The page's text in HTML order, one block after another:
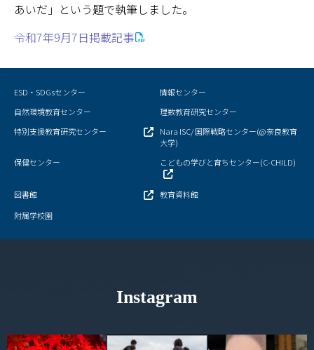
科学の日
オープン・サイエンス・ラボ
大学院理数プロジェクト
理数プロジェクト報告書
理数教育研究センター教員一覧
あいだ」という題で執筆しました。
令和7年9月7日掲載記事
ESD・SDGsセンター
情報センター
自然環境教育センター
理数教育研究センター
特別支援教育研究センター
Nara ISC/ 国際戦略センター(@奈良教育
大学)
保健センター
こどもの学びと育ちセンター(C-CHILD)
図書館
教育資料館
附属学校園
Instagram